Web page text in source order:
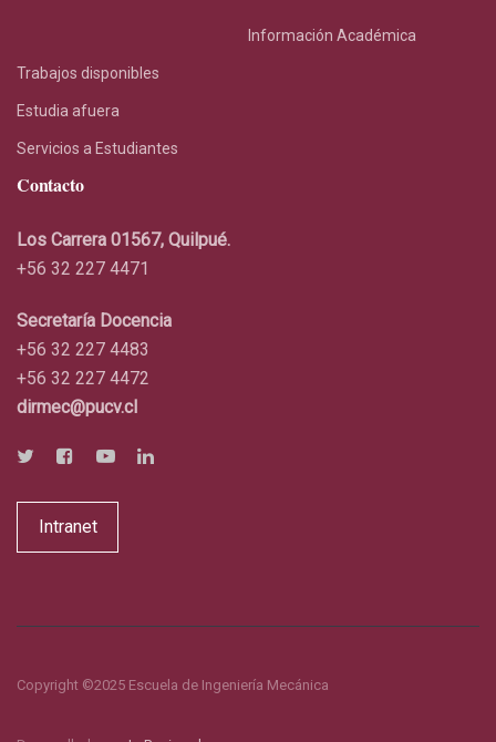
Información Académica
Trabajos disponibles
Estudia afuera
Servicios a Estudiantes
Contacto
Los Carrera 01567, Quilpué.
+56 32 227 4471
Secretaría Docencia
+56 32 227 4483
+56 32 227 4472
dirmec@pucv.cl
Intranet
Copyright ©2025 Escuela de Ingeniería Mecánica